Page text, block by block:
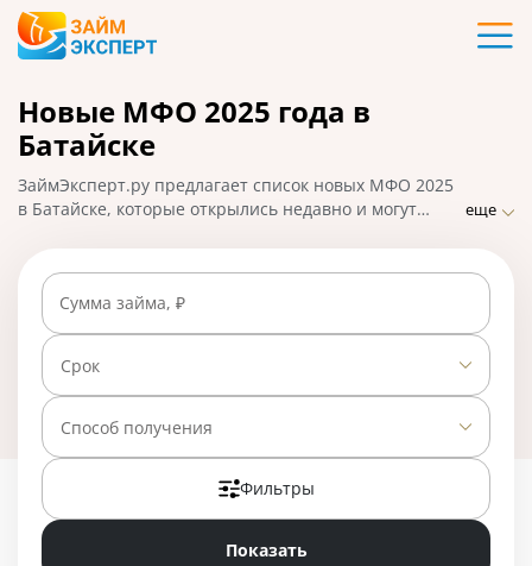
Карты
Кредиты
Ипотека
Вклады
Бизнес
Банки
Новые МФО 2025 года в
Батайске
ЗаймЭксперт.ру предлагает список новых МФО 2025
в Батайске, которые открылись недавно и могут
получить одобрение в течение 30 минут и взять
деньги на карту. На 01.05.2025 вам доступно 26
предложений со ставкой от 0% в день.
еще
Сумма займа, ₽
Срок
Способ получения
Фильтры
Показать